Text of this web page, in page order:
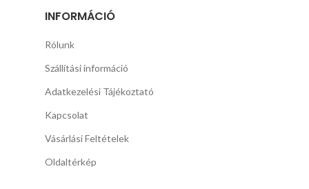
INFORMÁCIÓ
Rólunk
Szállítási információ
Adatkezelési Tájékoztató
Kapcsolat
Vásárlási Feltételek
Oldaltérkép